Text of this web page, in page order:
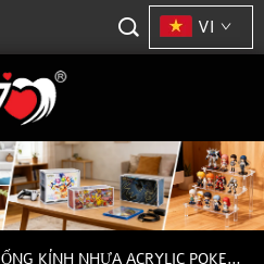
VI
ỐNG KÍNH NHỰA ACRYLIC POKEMON